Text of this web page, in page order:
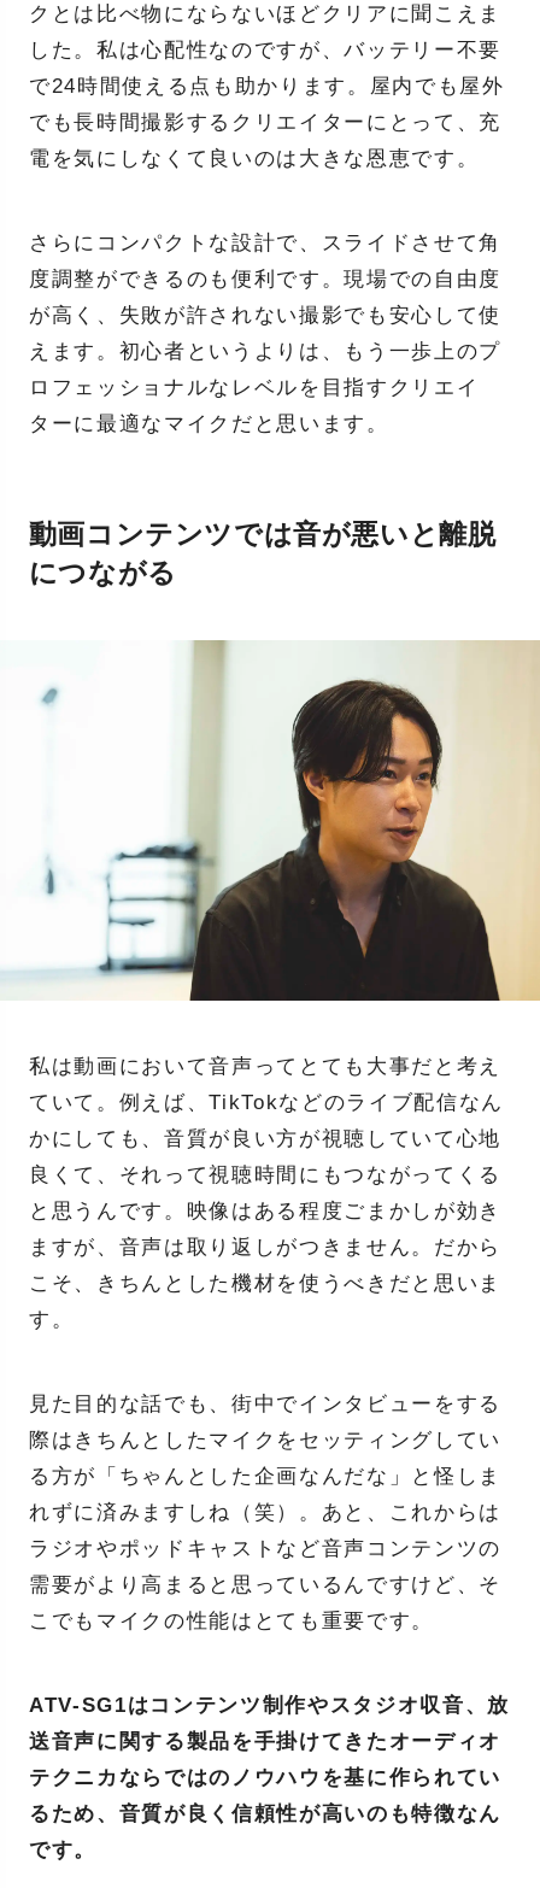
クとは比べ物にならないほどクリアに聞こえま
した。私は心配性なのですが、バッテリー不要
で24時間使える点も助かります。屋内でも屋外
でも長時間撮影するクリエイターにとって、充
電を気にしなくて良いのは大きな恩恵です。
さらにコンパクトな設計で、スライドさせて角
度調整ができるのも便利です。現場での自由度
が高く、失敗が許されない撮影でも安心して使
えます。初心者というよりは、もう一歩上のプ
ロフェッショナルなレベルを目指すクリエイ
ターに最適なマイクだと思います。
動画コンテンツでは音が悪いと離脱
につながる
私は動画において音声ってとても大事だと考え
ていて。例えば、TikTokなどのライブ配信なん
かにしても、音質が良い方が視聴していて心地
良くて、それって視聴時間にもつながってくる
と思うんです。映像はある程度ごまかしが効き
ますが、音声は取り返しがつきません。だから
こそ、きちんとした機材を使うべきだと思いま
す。
見た目的な話でも、街中でインタビューをする
際はきちんとしたマイクをセッティングしてい
る方が「ちゃんとした企画なんだな」と怪しま
れずに済みますしね（笑）。あと、これからは
ラジオやポッドキャストなど音声コンテンツの
需要がより高まると思っているんですけど、そ
こでもマイクの性能はとても重要です。
ATV-SG1はコンテンツ制作やスタジオ収音、放
送音声に関する製品を手掛けてきたオーディオ
テクニカならではのノウハウを基に作られてい
るため、音質が良く信頼性が高いのも特徴なん
です。